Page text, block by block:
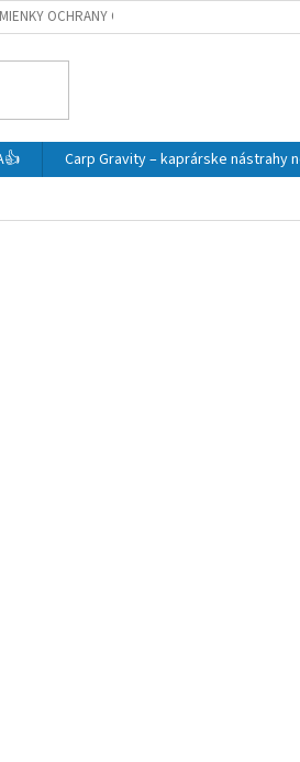
OCHRANY OSOBNÝCH ÚDAJOV
Carp Gravity – kaprárske nástrahy